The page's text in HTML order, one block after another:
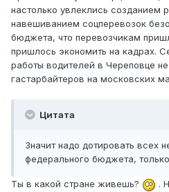
настолько увлеклись созданием
навешиванием соцперевозок
бюджета, что перевозчикам
пришлось экономить на кадрах.
работы водителей в Череповце
гастарбайтеров на московских
Цитата
Значит надо дотировать всех
федерального бюджета,
Ты в какой стране живешь?
.